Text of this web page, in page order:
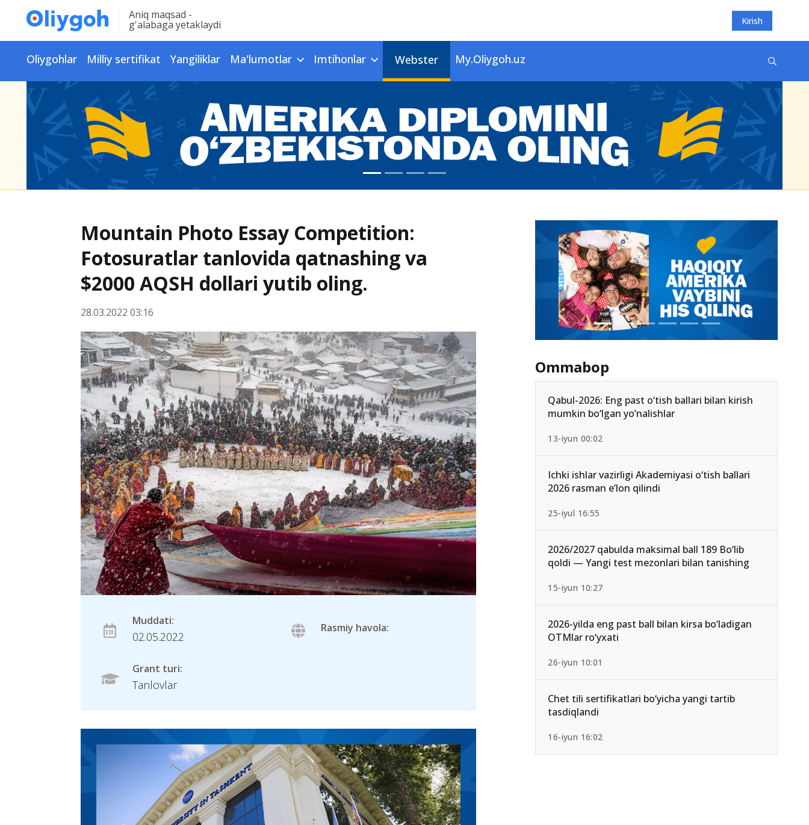
Aniq maqsad -
g'alabaga yetaklaydi Kirish
Oliygohlar Milliy sertifikat Yangiliklar Ma'lumotlar Imtihonlar Webster My.Oliygoh.uz
Mountain Photo Essay Competition:
Fotosuratlar tanlovida qatnashing va
$2000 AQSH dollari yutib oling.
28.03.2022 03:16
Muddati:
02.05.2022
Rasmiy havola:
Grant turi:
Tanlovlar
Ommabop
Qabul-2026: Eng past o‘tish ballari bilan kirish
mumkin bo‘lgan yo‘nalishlar
13-iyun 00:02
Ichki ishlar vazirligi Akademiyasi o‘tish ballari
2026 rasman e’lon qilindi
25-iyul 16:55
2026/2027 qabulda maksimal ball 189 Bo‘lib
qoldi — Yangi test mezonlari bilan tanishing
15-iyun 10:27
2026-yilda eng past ball bilan kirsa bo‘ladigan
OTMlar ro‘yxati
26-iyun 10:01
Chet tili sertifikatlari bo‘yicha yangi tartib
tasdiqlandi
16-iyun 16:02